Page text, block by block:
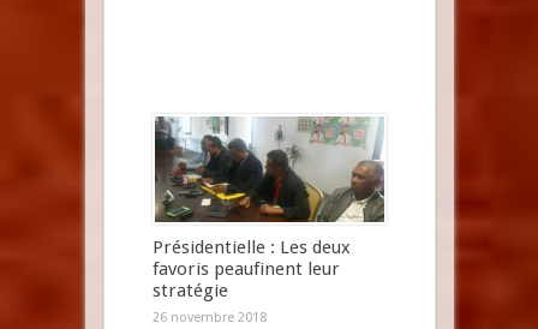
Présidentielle : Les deux
favoris peaufinent leur
stratégie
26 novembre 2018